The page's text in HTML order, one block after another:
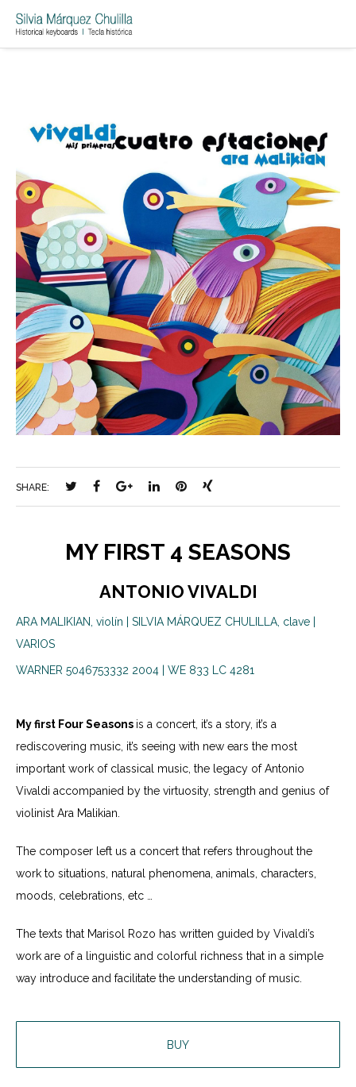
SHARE:
MY FIRST 4 SEASONS
ANTONIO VIVALDI
ARA MALIKIAN, violín | SILVIA MÁRQUEZ CHULILLA, clave |
VARIOS
WARNER 5046753332 2004 | WE 833 LC 4281
My first Four Seasons is a concert, it’s a story, it’s a
rediscovering music, it’s seeing with new ears the most
important work of classical music, the legacy of Antonio
Vivaldi accompanied by the virtuosity, strength and genius of
violinist Ara Malikian.
The composer left us a concert that refers throughout the
work to situations, natural phenomena, animals, characters,
moods, celebrations, etc …
The texts that Marisol Rozo has written guided by Vivaldi’s
work are of a linguistic and colorful richness that in a simple
way introduce and facilitate the understanding of music.
BUY